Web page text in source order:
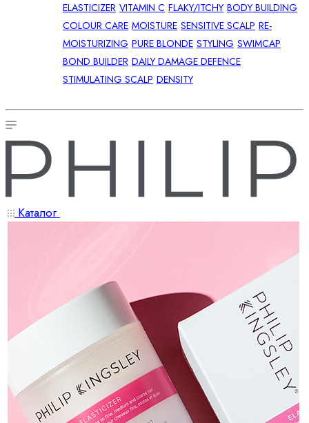
ELASTICIZER VITAMIN C FLAKY/ITCHY BODY BUILDING
COLOUR CARE MOISTURE SENSITIVE SCALP RE-
MOISTURIZING PURE BLONDE STYLING SWIMCAP
BOND BUILDER DAILY DAMAGE DEFENCE
STIMULATING SCALP DENSITY
Каталог